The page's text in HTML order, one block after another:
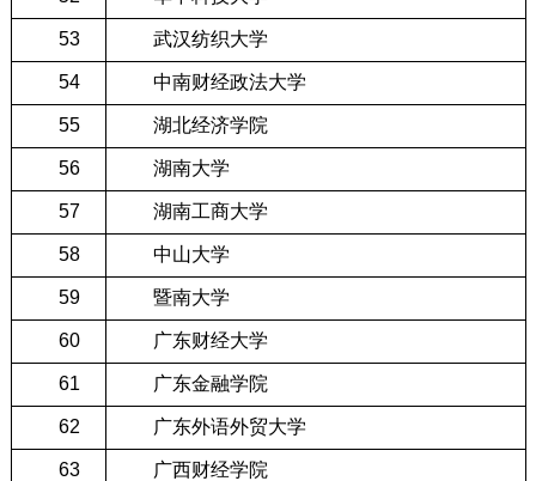
53 武汉纺织大学
54 中南财经政法大学
55 湖北经济学院
56 湖南大学
57 湖南工商大学
58 中山大学
59 暨南大学
60 广东财经大学
61 广东金融学院
62 广东外语外贸大学
63 广西财经学院